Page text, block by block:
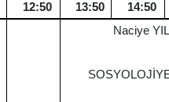
12:50
13:50
14:50
Naciye